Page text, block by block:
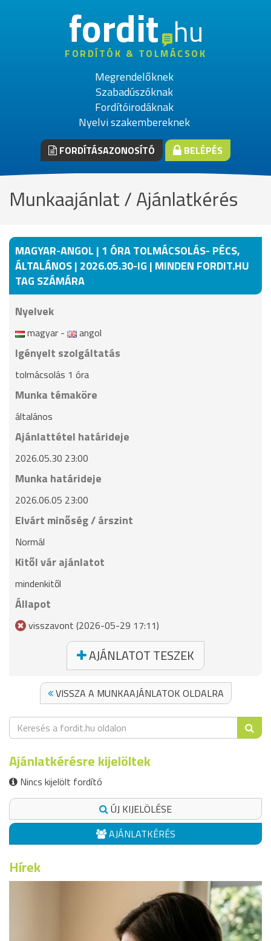
fordithu
FORDÍTÓK & TOLMÁCSOK
Megrendelőknek
Szabadúszóknak
Fordítóirodáknak
Nyelvi szakembereknek
FORDÍTÁSAZONOSÍTÓ BELÉPÉS
Munkaajánlat / Ajánlatkérés
MAGYAR-ANGOL | 1 ÓRA TOLMÁCSOLÁS- PÉCS,
ÁLTALÁNOS | 2026.05.30-IG | MINDEN FORDIT.HU
TAG SZÁMÁRA
Nyelvek
magyar - angol
Igényelt szolgáltatás
tolmácsolás 1 óra
Munka témaköre
általános
Ajánlattétel határideje
2026.05.30 23:00
Munka határideje
2026.06.05 23:00
Elvárt minőség / árszint
Normál
Kitől vár ajánlatot
mindenkitől
Állapot
visszavont (2026-05-29 17:11)
AJÁNLATOT TESZEK
VISSZA A MUNKAAJÁNLATOK OLDALRA
Ajánlatkérésre kijelöltek
Nincs kijelölt fordító
ÚJ KIJELÖLÉSE
AJÁNLATKÉRÉS
Hírek